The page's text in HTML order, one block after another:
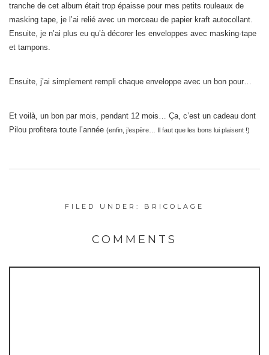
tranche de cet album était trop épaisse pour mes petits rouleaux de
masking tape, je l’ai relié avec un morceau de papier kraft autocollant.
Ensuite, je n’ai plus eu qu’à décorer les enveloppes avec masking-tape
et tampons.
Ensuite, j’ai simplement rempli chaque enveloppe avec un bon pour…
Et voilà, un bon par mois, pendant 12 mois… Ça, c’est un cadeau dont
Pilou profitera toute l’année (enfin, j’espère… Il faut que les bons lui plaisent !)
FILED UNDER: BRICOLAGE
COMMENTS